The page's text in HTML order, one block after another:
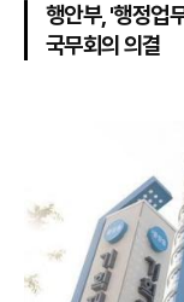
행안부, '행정업
국무회의 의결